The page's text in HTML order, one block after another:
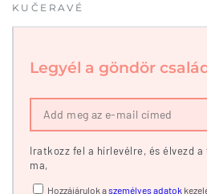
KUČERAVÉ
Legyél a göndör
Add
meg
az
e-
Iratkozz fel a hírlevélre, és élvezd
ma,
Hozzájárulok aszemélyes adatok